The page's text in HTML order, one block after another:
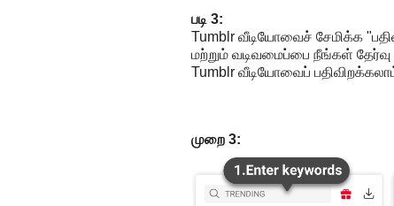
படி 3:
Tumblr வீடியோவைச் சேமிக்க
மற்றும் வடிவமைப்பை நீங்கள்
Tumblr வீடியோவைப்
முறை 3: